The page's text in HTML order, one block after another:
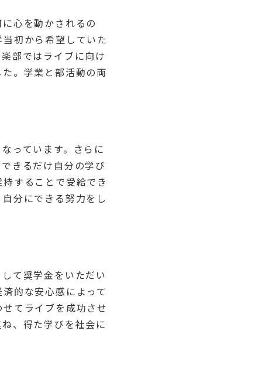
心を動かされるの
初から希望していた
部ではライブに向け
。学業と部活動の両
っています。さらに
きるだけ自分の学び
することで受給でき
分にできる努力をし
て奨学金をいただい
的な安心感によって
てライブを成功させ
、得た学びを社会に